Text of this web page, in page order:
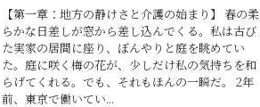
【第一章：地方の静けさと介護の始まり】 春の柔
らかな日差しが窓から差し込んでくる。私は古び
た実家の居間に座り、ぼんやりと庭を眺めてい
た。庭に咲く梅の花が、少しだけ私の気持ちを和
らげてくれる。でも、それもほんの一瞬だ。 2年
前、東京で働いてい...